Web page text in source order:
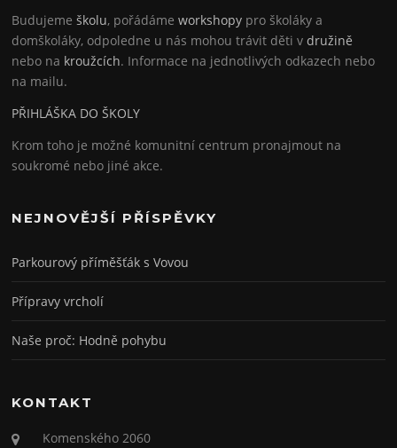
Budujemeškolu, pořádámeworkshopy pro školáky a
domškoláky, odpoledne u nás mohou trávit děti vdružině
nebo na kroužcích. Informace na jednotlivých odkazech nebo
na mailu.
PŘIHLÁŠKA DO ŠKOLY
Krom toho je možné komunitní centrum pronajmout na
soukromé nebo jiné akce.
NEJNOVĚJŠÍ PŘÍSPĚVKY
Parkourový příměšťák s Vovou
Přípravy vrcholí
Naše proč: Hodně pohybu
KONTAKT
Komenského 2060